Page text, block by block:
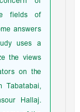
fields of
answers
uses a
the views
on the
Tabatabai,
Hallaj.